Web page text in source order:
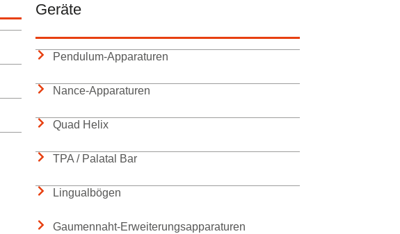
Geräte
Pendulum-Apparaturen
Nance-Apparaturen
Quad Helix
TPA / Palatal Bar
Lingualbögen
Gaumennaht-Erweiterungsapparaturen